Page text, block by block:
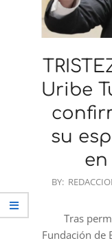
Uribe
su
2025-
BY:
Tras
Fundación de